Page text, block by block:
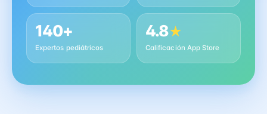
140+
Expertos pediátricos
4.8★
Calificación App Store